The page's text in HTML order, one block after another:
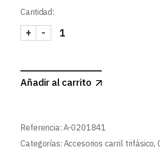
Cantidad:
KIT SUSPENSOR REGLETA
-
+
Añadir al carrito
Referencia: A-0201841
Categorías: Accesorios carril trifásico,